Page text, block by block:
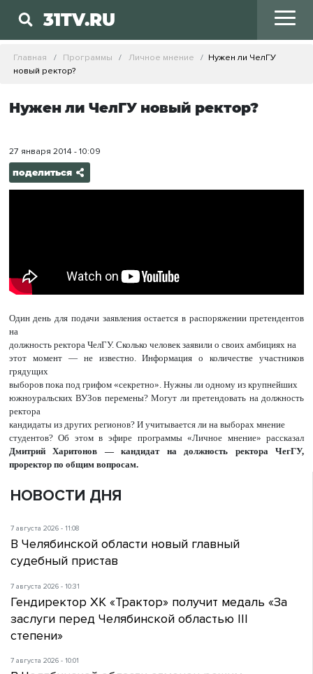
31TV.RU
Главная Программы Личное мнение
Нужен ли ЧелГУ
новый ректор?
Нужен ли ЧелГУ новый ректор?
27 января 2014 - 10:09
поделиться
Один день для подачи заявления остается в распоряжении претендентов
на
должность ректора ЧелГУ. Сколько человек заявили о своих амбициях на
этот момент — не известно. Информация о количестве участников
грядущих
выборов пока под грифом «секретно». Нужны ли одному из крупнейших
южноуральских ВУЗов перемены? Могут ли претендовать на должность
ректора
кандидаты из других регионов? И учитывается ли на выборах мнение
студентов? Об этом в эфире программы «Личное мнение» рассказал
Дмитрий Харитонов —кандидат на должность ректора ЧегГУ,
проректор по общим вопросам.
НОВОСТИ ДНЯ
7 августа 2026 - 11:08
В Челябинской области новый главный
судебный пристав
7 августа 2026 - 10:31
Гендиректор ХК «Трактор» получит медаль «За
заслуги перед Челябинской областью III
степени»
7 августа 2026 - 10:01